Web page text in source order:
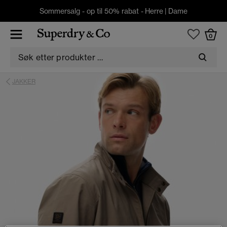
Sommersalg - op til 50% rabat - Herre | Dame
0
JAKKER